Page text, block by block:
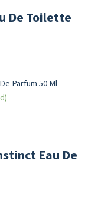
De Toilette
Eau De